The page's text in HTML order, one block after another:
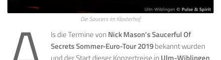
Die Saucers im Klosterhof
ls die Termine von Nick Mason’s Saucerful Of
Secrets Sommer-Euro-Tour 2019bekannt wurden
und der Start dieser Konzertreise in Ulm-Wiblingen